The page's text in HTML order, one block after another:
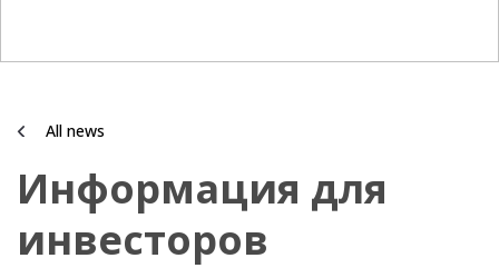
All news
Информация для
инвесторов